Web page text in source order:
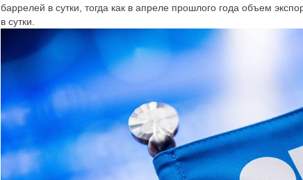
баррелей в сутки, тогда как в апреле прошлого года объем
в сутки.